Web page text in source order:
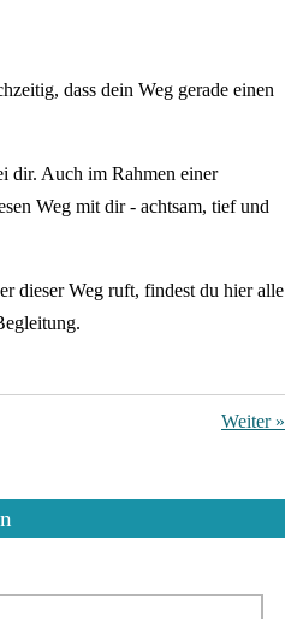
dass dein Weg gerade einen
dir. Auch im Rahmen einer
Weg mit dir - achtsam, tief und
dieser Weg ruft, findest du hier alle
Weiter»